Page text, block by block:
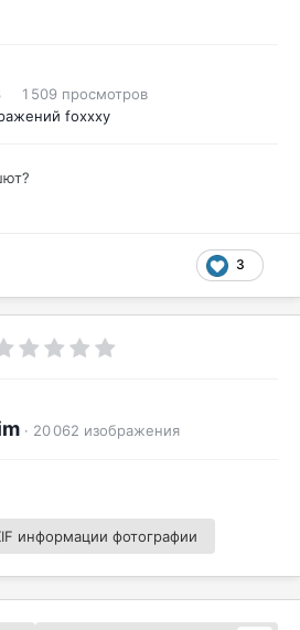
1 509 просмотров
foxxxy
3
· 20 062 изображения
информации фотографии